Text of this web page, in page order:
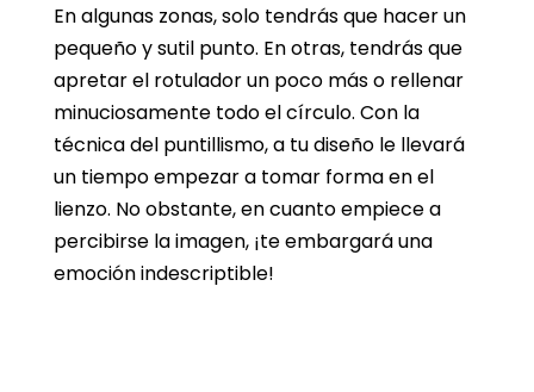
En algunas zonas, solo tendrás que hacer un
pequeño y sutil punto. En otras, tendrás que
apretar el rotulador un poco más o rellenar
minuciosamente todo el círculo. Con la
técnica del puntillismo, a tu diseño le llevará
un tiempo empezar a tomar forma en el
lienzo. No obstante, en cuanto empiece a
percibirse la imagen, ¡te embargará una
emoción indescriptible!